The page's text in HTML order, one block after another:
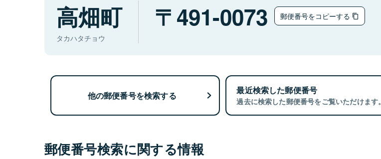
高畑町
タカハタチョウ
491-0073 郵便番号をコピーする
他の郵便番号を検索する 最近検索した郵便番号
過去に検索した郵便番号をご覧いただけます。
郵便番号検索に関する情報